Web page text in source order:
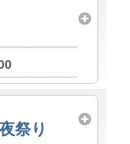
祭り